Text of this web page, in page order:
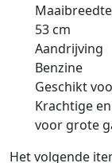
Maaibreedte
53 cm
Aandrijving
Benzine
Geschikt
Krachtige
voor grote
Het volgende